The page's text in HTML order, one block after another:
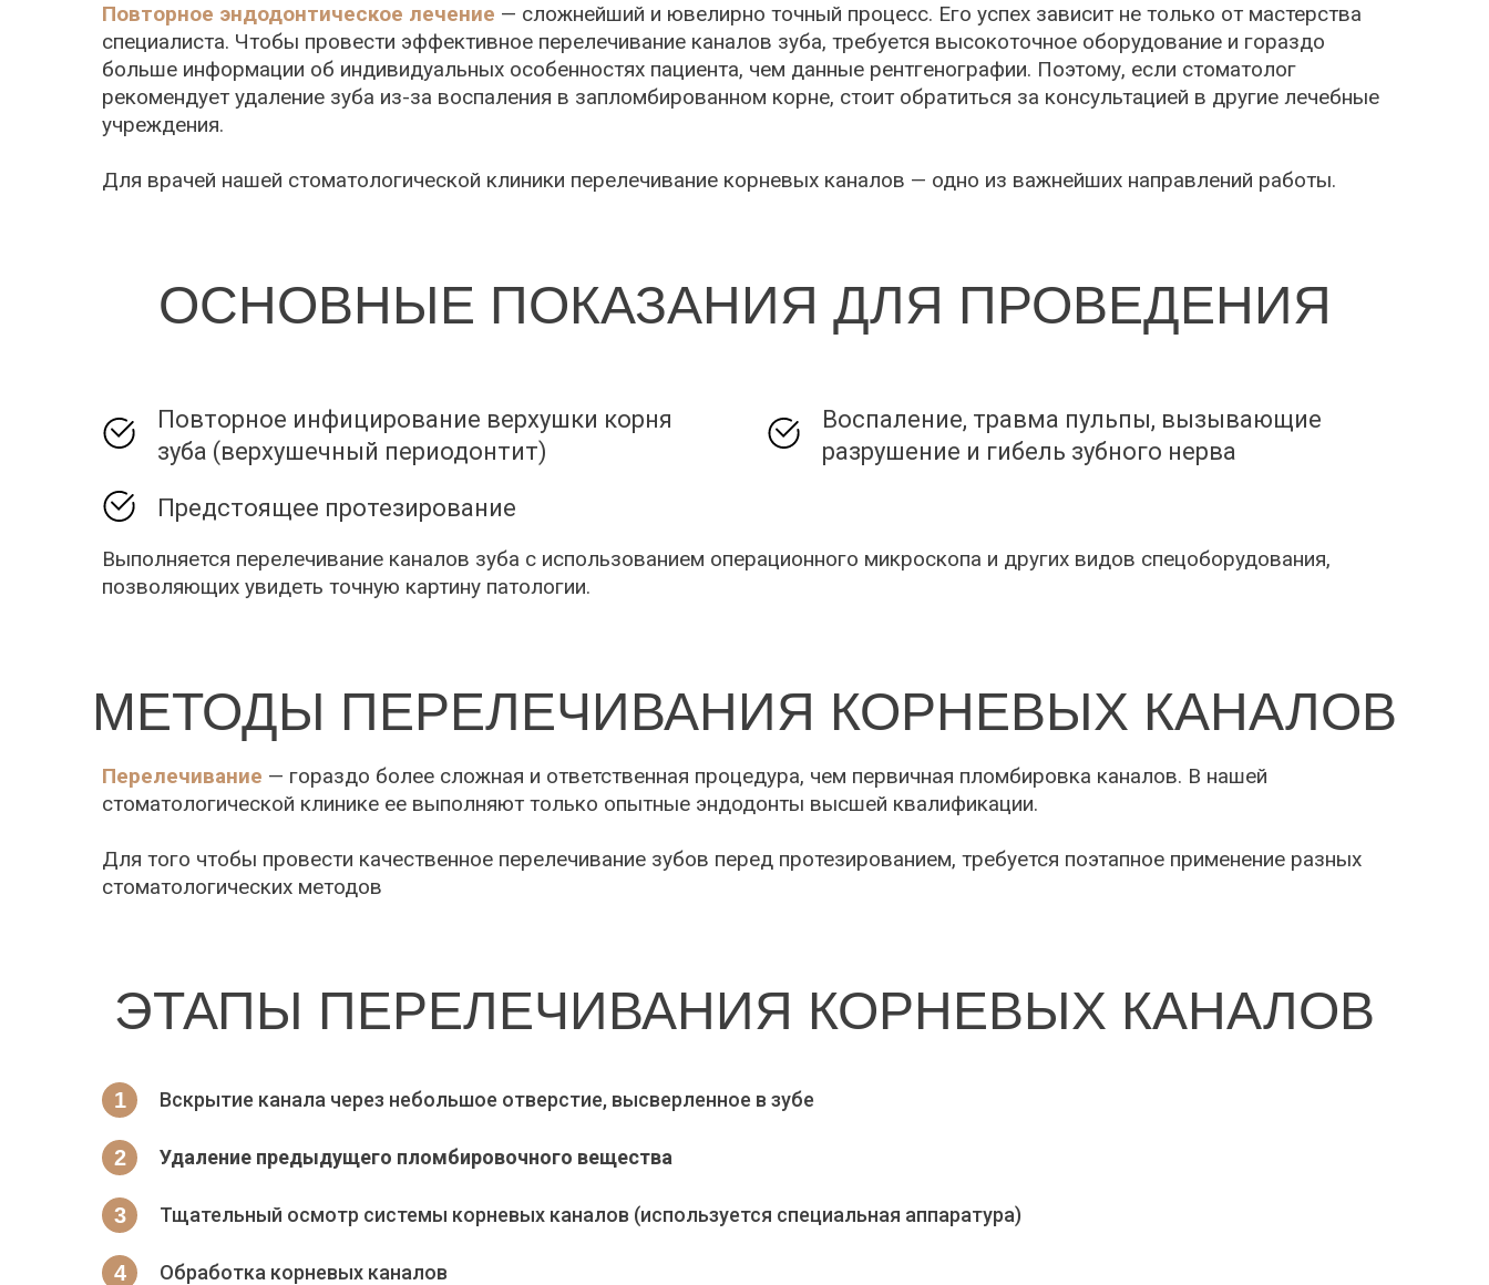
Повторное эндодонтическое лечение — сложнейший и ювелирно точный процесс. Его успех зависит не только от мастерства
специалиста. Чтобы провести эффективное перелечивание каналов зуба, требуется высокоточное оборудование и гораздо
больше информации об индивидуальных особенностях пациента, чем данные рентгенографии. Поэтому, если стоматолог
рекомендует удаление зуба из-за воспаления в запломбированном корне, стоит обратиться за консультацией в другие лечебные
учреждения.
Для врачей нашей стоматологической клиники перелечивание корневых каналов — одно из важнейших направлений работы.
ОСНОВНЫЕ ПОКАЗАНИЯ ДЛЯ ПРОВЕДЕНИЯ
Повторное инфицирование верхушки корня
зуба (верхушечный периодонтит)
Воспаление, травма пульпы, вызывающие
разрушение и гибель зубного нерва
Предстоящее протезирование
Выполняется перелечивание каналов зуба с использованием операционного микроскопа и других видов спецоборудования,
позволяющих увидеть точную картину патологии.
МЕТОДЫ ПЕРЕЛЕЧИВАНИЯ КОРНЕВЫХ КАНАЛОВ
Перелечивание — гораздо более сложная и ответственная процедура, чем первичная пломбировка каналов. В нашей
стоматологической клинике ее выполняют только опытные эндодонты высшей квалификации.
Для того чтобы провести качественное перелечивание зубов перед протезированием, требуется поэтапное применение разных
стоматологических методов
ЭТАПЫ ПЕРЕЛЕЧИВАНИЯ КОРНЕВЫХ КАНАЛОВ
Вскрытие канала через небольшое отверстие, высверленное в зубе
Удаление предыдущего пломбировочного вещества
Тщательный осмотр системы корневых каналов (используется специальная аппаратура)
Обработка корневых каналов